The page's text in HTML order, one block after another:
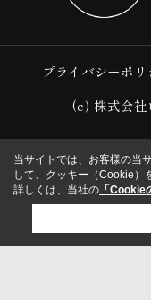
プライバシーポリ
(c) 株式会
当サイトでは、お客様の当
して、クッキー（Cookie）
詳しくは、当社の 「Cookie